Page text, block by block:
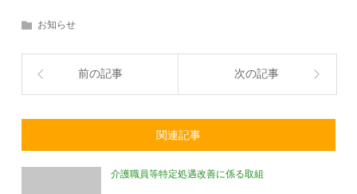
お知らせ
前の記事 次の記事
関連記事
介護職員等特定処遇改善に係る取組